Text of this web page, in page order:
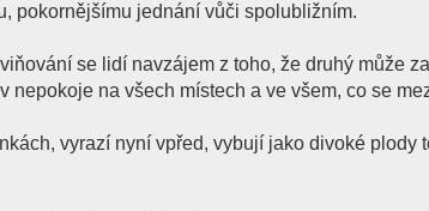
pokornějšímu jednání vůči spolubližním.
se lidí navzájem z toho, že druhý může
nepokoje na všech místech a ve všem, co se
vyrazí nyní vpřed, vybují jako divoké plody